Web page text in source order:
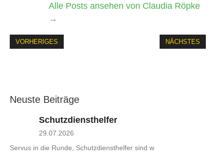
Alle Posts ansehen von Claudia Röpke
→
VORHERIGES NÄCHSTES
Neuste Beiträge
Schutzdiensthelfer
29.07.2026
Servus in die Runde, Schutzdiensthelfer sind w